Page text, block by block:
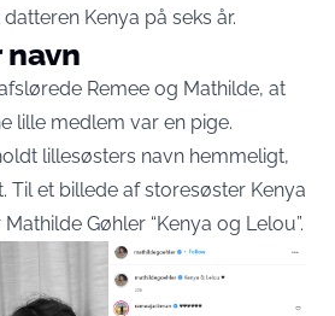
Kenya på seks år.
Remee og Mathilde, at
lille medlem var en pige.
lillesøsters navn hemmeligt,
Til et billede af storesøster Kenya
Gøhler “Kenya og Lelou”.